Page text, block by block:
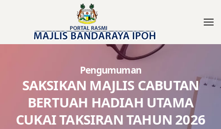
Pengumuman
SAKSIKAN MAJLIS CABUTAN
BERTUAH HADIAH UTAMA
CUKAI TAKSIRAN TAHUN 2026